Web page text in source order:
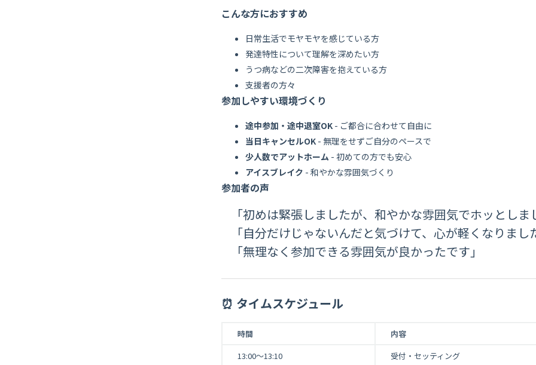
こんな方におすすめ
日常生活でモヤモヤを感じている方
発達特性について理解を深めたい方
うつ病などの二次障害を抱えている方
支援者の方々
参加しやすい環境づくり
途中参加・途中退室OK- ご都合に合わせて自由に
当日キャンセルOK- 無理をせずご自分のペースで
少人数でアットホーム - 初めての方でも安心
アイスブレイク - 和やかな雰囲気づくり
参加者の声
「初めは緊張しましたが、和やかな雰囲気でホッとしま
「自分だけじゃないんだと気づけて、心が軽くなりまし
「無理なく参加できる雰囲気が良かったです」
⏰ タイムスケジュール
時間
内容
13:00～13:10
受付・セッティング